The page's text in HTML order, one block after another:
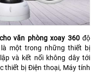
văn phòng xoay 360độ
một trong những thiết bị
và kết nối không dây tới
thiết bị Điện thoại, Máy tính